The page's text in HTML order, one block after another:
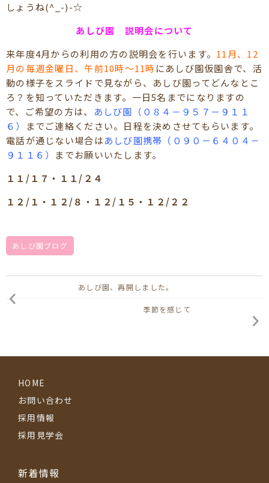
しょうね(^_-)-☆
あしび園 説明会について
来年度4月からの利用の方の説明会を行います。 11月、12
月の毎週金曜日、午前10時～11時 にあしび園仮園舎で、活
動の様子をスライドで見ながら、あしび園ってどんなとこ
ろ？を知っていただきます。一日5名までになりますの
で、ご希望の方は、
あしび園（０８４－９５７－９１１
６）
までご連絡ください。日程を決めさせてもらいます。
電話が通じない場合はあしび園携帯（０９０－６４０４－
９１１６）
までお願いいたします。
１１/１７・１１/２４
１２/１・１２/８・１２/１５・１２/２２
あしび園ブログ
あしび園、再開しました。
季節を感じて
HOME
お問い合わせ
採用情報
採用見学会
新着情報